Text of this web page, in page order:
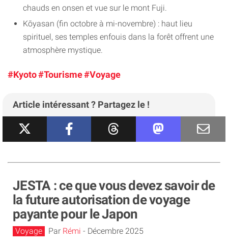
chauds en onsen et vue sur le mont Fuji.
Kōyasan (fin octobre à mi-novembre) : haut lieu
spirituel, ses temples enfouis dans la forêt offrent une
atmosphère mystique.
#Kyoto#Tourisme#Voyage
Article intéressant ? Partagez le !
JESTA : ce que vous devez savoir de
la future autorisation de voyage
payante pour le Japon
Voyage Par Rémi - Décembre 2025